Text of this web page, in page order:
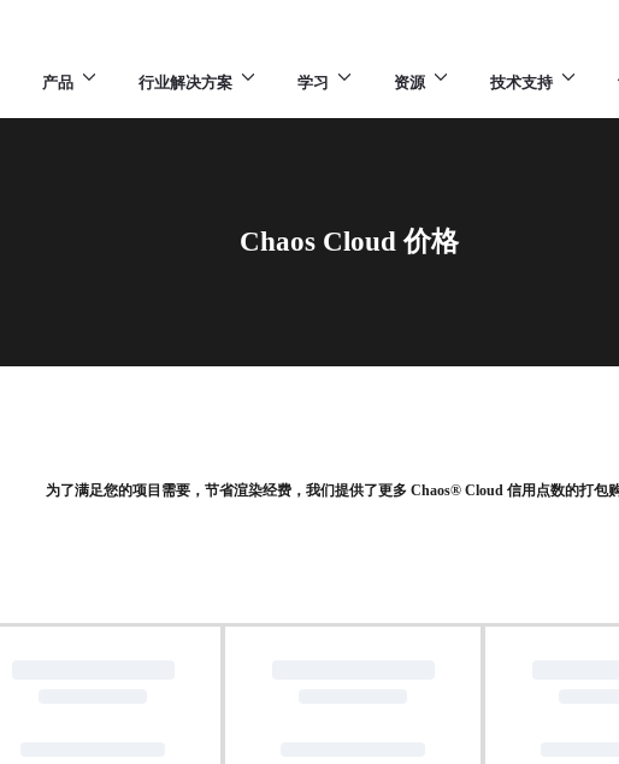
产品 行业解决方案 学习 资源 技术支持
Chaos Cloud 价格
为了满足您的项目需要，节省渲染经费，我们提供了更多 Chaos® Cloud 信用点数的打包购